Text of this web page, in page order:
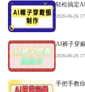
轻松搞定
2026-06-26
AI裤子穿
2026-06-26
手把手教